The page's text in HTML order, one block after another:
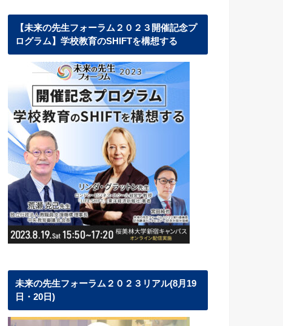
【未来の先生フォーラム２０２３開催記念プ
ログラム】学校教育のSHIFTを構想する
未来の先生フォーラム２０２３リアル(8月19
日・20日)